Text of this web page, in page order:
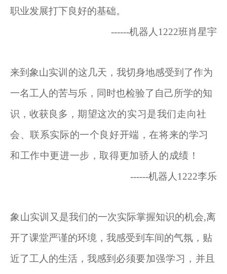
职业发展打下良好的基础。
------机器人1222班肖星宇
来到象山实训 的这几天，我切身地感受到了作为
一名工人的苦与乐，同时也检验了自己所学的知
识，收获良多， 期望这次的实习是我们走向社
会、联系实际的一个良好开端，在将来的学习
和工作中更进一步，取得更加骄人的成绩！
------机器人1222李乐
象山实训 又是我们的一次实际掌握知识的机会,离
开了课堂严谨的环境，我感受到车间的气氛，贴
近了工人的生活，我感到 必须要加强学习，并且